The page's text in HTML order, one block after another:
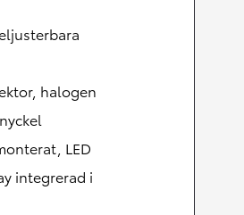
halogen
LED
integrerad i